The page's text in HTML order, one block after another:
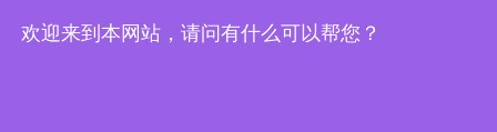
欢迎来到本网站，请问有什么可以帮您？